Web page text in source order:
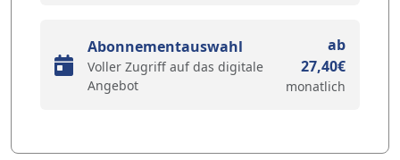
Abonnementauswahl
Voller Zugriff auf das digitale
Angebot
ab
27,40€
monatlich